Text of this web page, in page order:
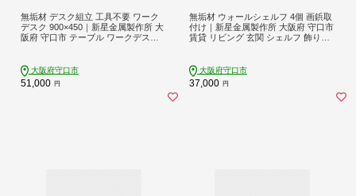
無垢材 デスク組立 工具不要 ワーク
デスク 900×450｜新星金属製作所 大
阪府 守口市 テーブル ワークデスク
大阪府守口市
51,000 円
無垢材 ウォールシェルフ 4個 画鋲取
付け｜新星金属製作所 大阪府 守口市
賃貸 リビング 玄関 シェルフ 飾り棚
大阪府守口市
37,000 円